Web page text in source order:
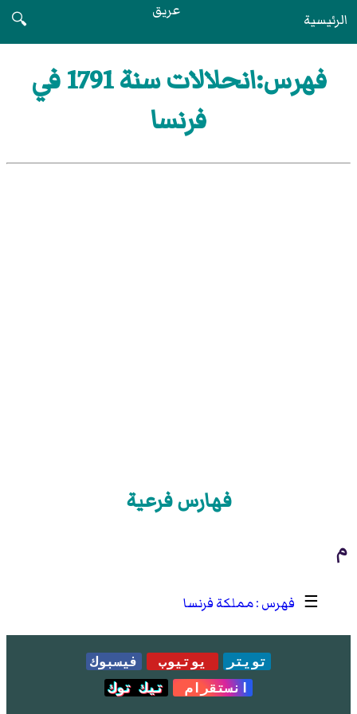
الرئيسية عريق
🔍
فهرس:انحلالات سنة 1791 في
فرنسا
فهارس فرعية
م
☰ مملكة فرنسا
تويتر يوتيوب
فيسبوك
انستقرام
تيك توك